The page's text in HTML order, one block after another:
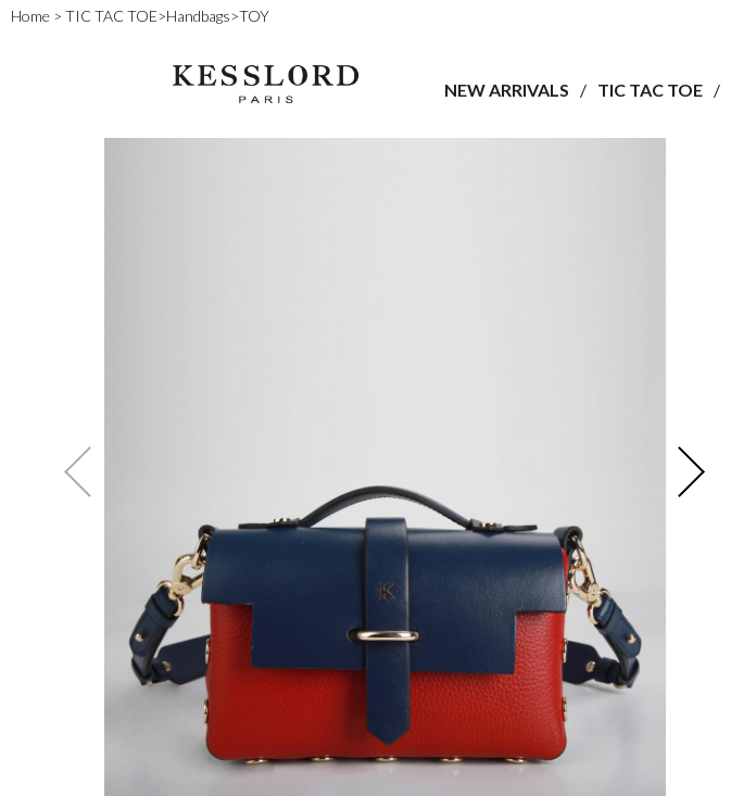
Home > TIC TAC TOE>Handbags>TOY
NEW ARRIVALS TIC TAC TOE